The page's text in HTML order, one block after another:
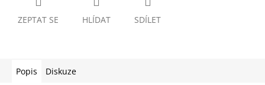
Dílna
spotřebiče
ZEPTAT SE HLÍDAT SDÍLET
Popis Diskuze